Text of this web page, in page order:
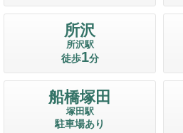
所沢
所沢駅
徒歩1分
船橋塚田
塚田駅
駐車場あり